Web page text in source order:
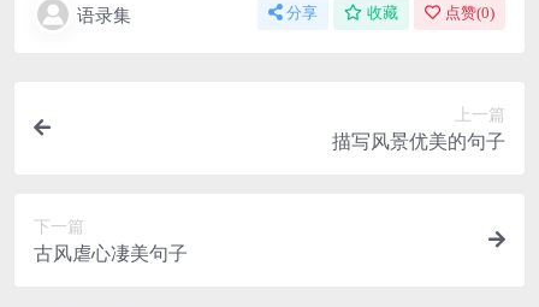
语录集 分享 收藏 点赞(0)
上一篇
描写风景优美的句子
下一篇
古风虐心凄美句子